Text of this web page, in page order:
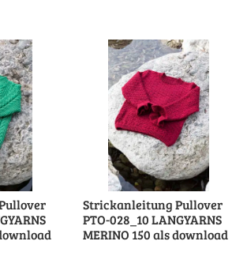
Strickanleitung Pullover
PTO-028_10 LANGYARNS
MERINO 150 als download